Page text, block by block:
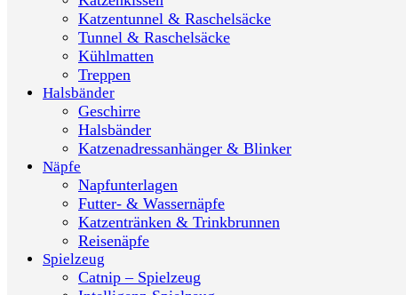
Katzentunnel & Raschelsäcke
Tunnel & Raschelsäcke
Kühlmatten
Treppen
Halsbänder
Geschirre
Halsbänder
Katzenadressanhänger & Blinker
Näpfe
Napfunterlagen
Futter- & Wassernäpfe
Katzentränken & Trinkbrunnen
Reisenäpfe
Spielzeug
Catnip – Spielzeug